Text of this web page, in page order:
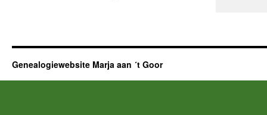
Genealogiewebsite Marja aan ´t Goor